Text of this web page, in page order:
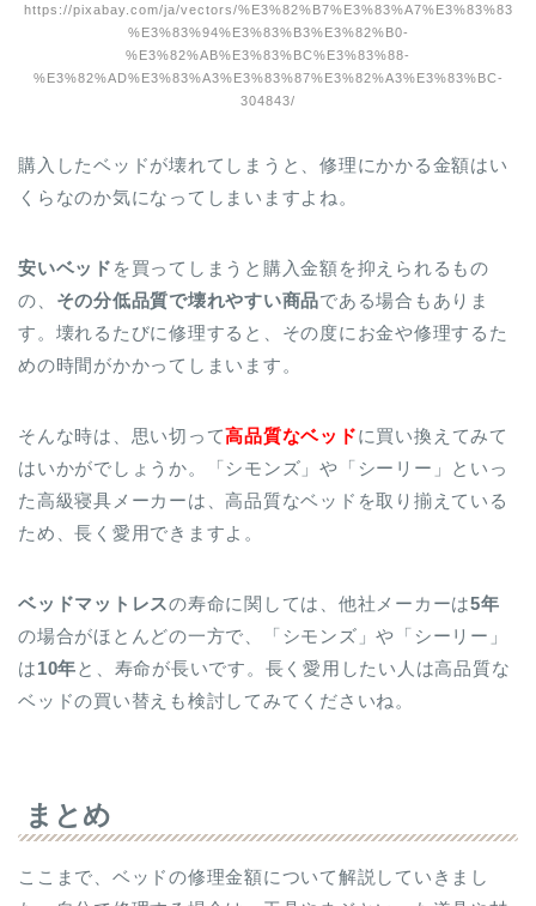
https://pixabay.com/ja/vectors/%E3%82%B7%E3%83%A7%E3%83%83
%E3%83%94%E3%83%B3%E3%82%B0-
%E3%82%AB%E3%83%BC%E3%83%88-
%E3%82%AD%E3%83%A3%E3%83%87%E3%82%A3%E3%83%BC-
304843/
購入したベッドが壊れてしまうと、修理にかかる金額はい
くらなのか気になってしまいますよね。
安いベッド を買ってしまうと購入金額を抑えられるもの
の、 その分低品質で壊れやすい商品である場合もありま
す。壊れるたびに修理すると、その度にお金や修理するた
めの時間がかかってしまいます。
そんな時は、思い切って高品質なベッドに買い換えてみて
はいかがでしょうか。「シモンズ」や「シーリー」といっ
た高級寝具メーカーは、高品質なベッドを取り揃えている
ため、長く愛用できますよ。
ベッドマットレスの寿命に関しては、他社メーカーは5年
の場合がほとんどの一方で、「シモンズ」や「シーリー」
は10年と、寿命が長いです。長く愛用したい人は高品質な
ベッドの買い替えも検討してみてくださいね。
まとめ
ここまで、ベッドの修理金額について解説していきまし